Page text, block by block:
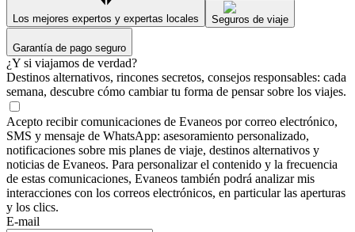
Los mejores expertos y expertas locales Seguros de viaje
Garantía de pago seguro
¿Y si viajamos de verdad?
Destinos alternativos, rincones secretos, consejos responsables: cada
semana, descubre cómo cambiar tu forma de pensar sobre los viajes.
Acepto recibir comunicaciones de Evaneos por correo electrónico,
SMS y mensaje de WhatsApp: asesoramiento personalizado,
notificaciones sobre mis planes de viaje, destinos alternativos y
noticias de Evaneos. Para personalizar el contenido y la frecuencia
de estas comunicaciones, Evaneos también podrá analizar mis
interacciones con los correos electrónicos, en particular las aperturas
y los clics.
E-mail